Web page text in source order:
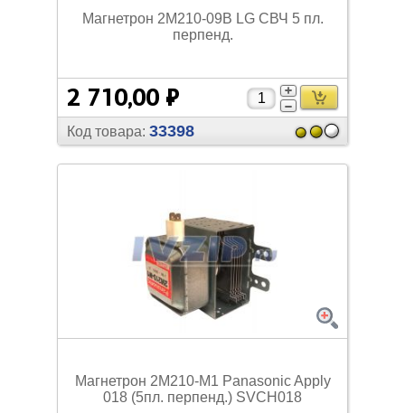
Магнетрон 2M210-09B LG СВЧ 5 пл.
перпенд.
2 710,00 ₽
Код товара: 33398
Магнетрон 2M210-M1 Panasonic Apply
018 (5пл. перпенд.) SVCH018